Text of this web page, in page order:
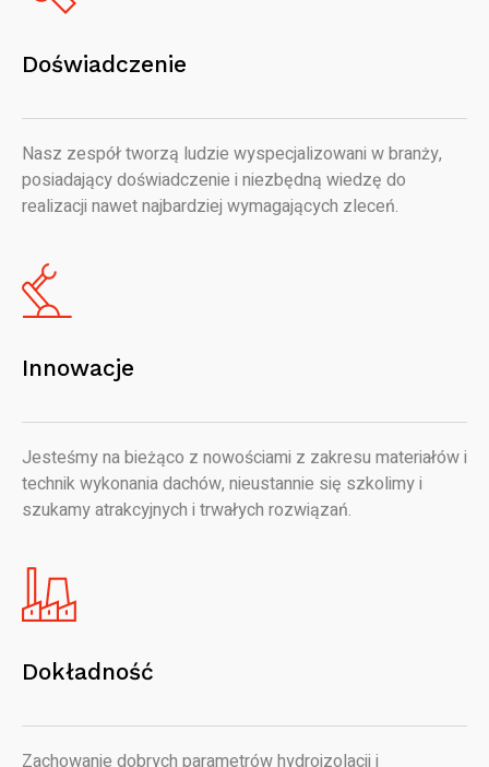
Doświadczenie
Nasz zespół tworzą ludzie wyspecjalizowani w branży,
posiadający doświadczenie i niezbędną wiedzę do
realizacji nawet najbardziej wymagających zleceń.
Innowacje
Jesteśmy na bieżąco z nowościami z zakresu materiałów i
technik wykonania dachów, nieustannie się szkolimy i
szukamy atrakcyjnych i trwałych rozwiązań.
Dokładność